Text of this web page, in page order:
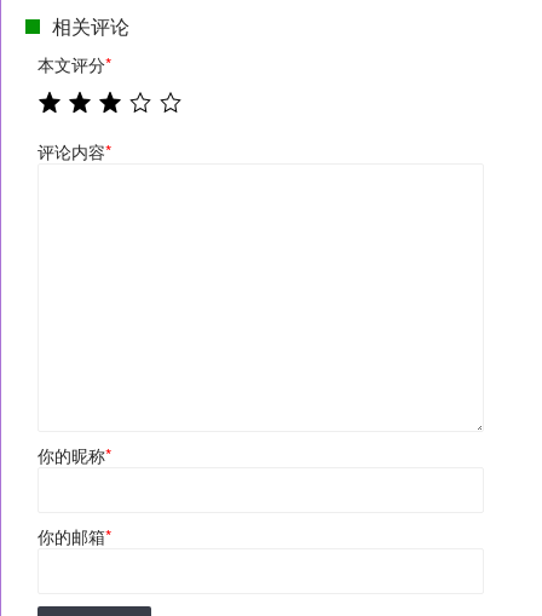
相关评论
本文评分*
评论内容*
你的昵称*
你的邮箱*